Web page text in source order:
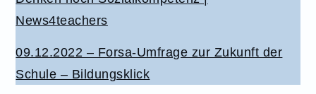
News4teachers
09.12.2022 – Forsa-Umfrage zur Zukunft der
Schule – Bildungsklick